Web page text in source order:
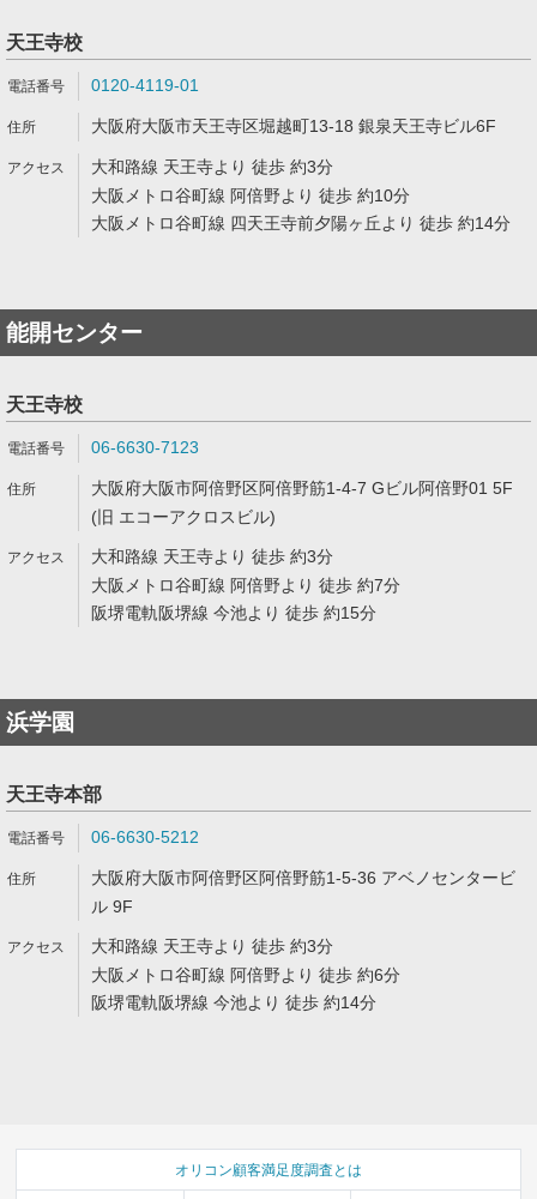
天王寺校
0120-4119-01
大阪府大阪市天王寺区堀越町13-18 銀泉天王寺ビル6F
大和路線 天王寺より 徒歩 約3分
大阪メトロ谷町線 阿倍野より 徒歩 約10分
大阪メトロ谷町線 四天王寺前夕陽ヶ丘より 徒歩 約14分
能開センター
天王寺校
06-6630-7123
大阪府大阪市阿倍野区阿倍野筋1-4-7 Gビル阿倍野01 5F
(旧 エコーアクロスビル)
大和路線 天王寺より 徒歩 約3分
大阪メトロ谷町線 阿倍野より 徒歩 約7分
阪堺電軌阪堺線 今池より 徒歩 約15分
浜学園
天王寺本部
06-6630-5212
大阪府大阪市阿倍野区阿倍野筋1-5-36 アベノセンタービ
ル 9F
大和路線 天王寺より 徒歩 約3分
大阪メトロ谷町線 阿倍野より 徒歩 約6分
阪堺電軌阪堺線 今池より 徒歩 約14分
オリコン顧客満足度調査とは